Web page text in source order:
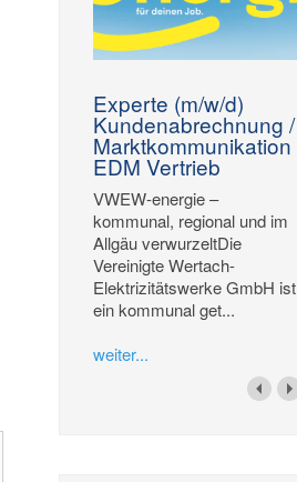
Experte (m/w/d)
Kundenabrechnung /
Marktkommunikation
EDM Vertrieb
VWEW-energie –
kommunal, regional und im
Allgäu verwurzeltDie
Vereinigte Wertach-
Elektrizitätswerke GmbH ist
ein kommunal get...
weiter...